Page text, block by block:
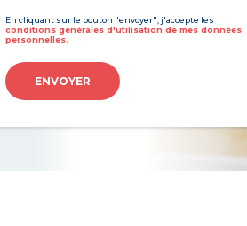
En cliquant sur le bouton "envoyer", j'accepte les
conditions générales d'utilisation de mes données
personnelles.
ENVOYER